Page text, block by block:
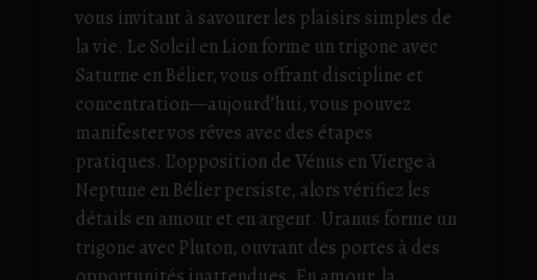
vous invitant à savourer les plaisirs simples de
la vie. Le Soleil en Lion forme un trigone avec
Saturne en Bélier, vous offrant discipline et
concentration—aujourd’hui, vous pouvez
manifester vos rêves avec des étapes
pratiques. L’opposition de Vénus en Vierge à
Neptune en Bélier persiste, alors vérifiez les
détails en amour et en argent. Uranus forme un
trigone avec Pluton, ouvrant des portes à des